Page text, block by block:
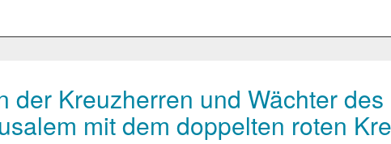
der Kreuzherren und Wächter des
mit dem doppelten roten